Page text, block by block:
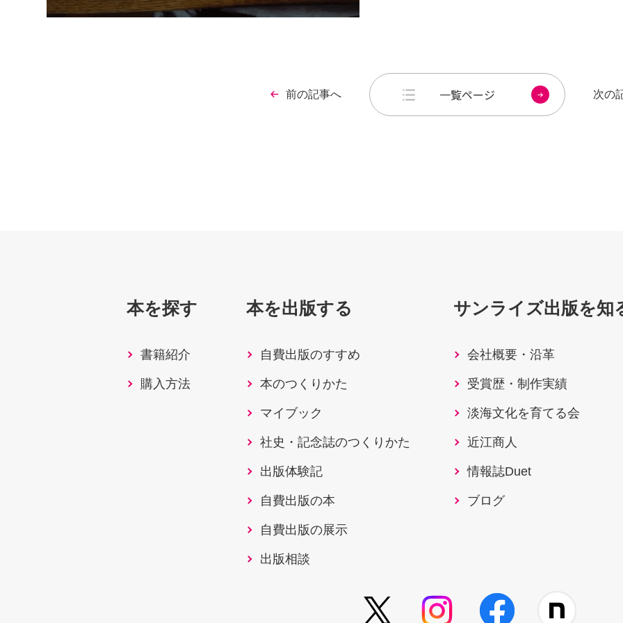
前の記事へ 一覧ページ 次の
本を探す
書籍紹介
購入方法
本を出版する
自費出版のすすめ
本のつくりかた
マイブック
社史・記念誌のつくりかた
出版体験記
自費出版の本
自費出版の展示
出版相談
サンライズ出版を知
会社概要・沿革
受賞歴・制作実績
淡海文化を育てる会
近江商人
情報誌Duet
ブログ